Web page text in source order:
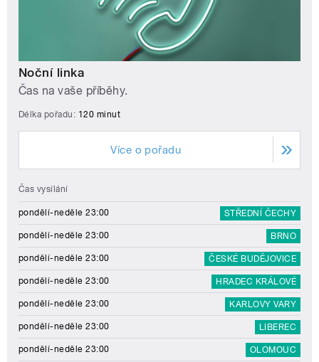
Noční linka
Čas na vaše příběhy.
Délka pořadu: 120 minut
Více o pořadu
Čas vysílání
pondělí-neděle 23:00 STŘEDNÍ ČECHY
pondělí-neděle 23:00 BRNO
pondělí-neděle 23:00 ČESKÉ BUDĚJOVICE
pondělí-neděle 23:00 HRADEC KRÁLOVÉ
pondělí-neděle 23:00 KARLOVY VARY
pondělí-neděle 23:00 LIBEREC
pondělí-neděle 23:00 OLOMOUC